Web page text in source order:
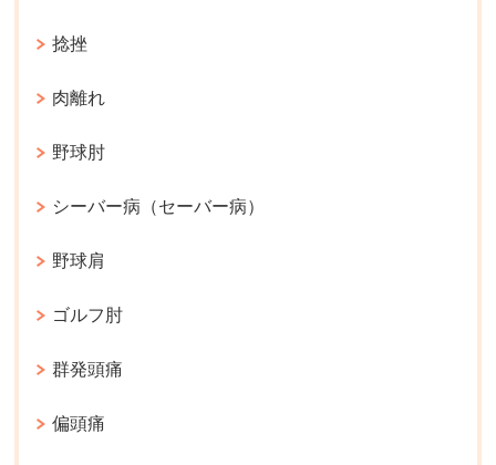
捻挫
肉離れ
野球肘
シーバー病（セーバー病）
野球肩
ゴルフ肘
群発頭痛
偏頭痛